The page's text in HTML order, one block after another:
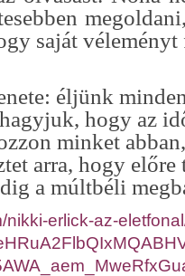
saját
éljünk
hogy az
minket
arra, hogy
a múltbéli
nikki-erlick-az-